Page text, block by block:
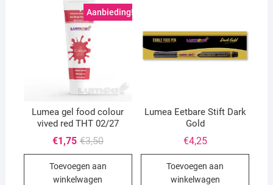
Aanbieding!
Lumea gel food colour
vived red THT 02/27
€3,50Oorspronkelijke
€3,50.
€1,75
Huidige
€1,75.
Toevoegen aan
winkelwagen
Lumea Eetbare Stift Dark
Gold
€4,25
Toevoegen aan
winkelwagen